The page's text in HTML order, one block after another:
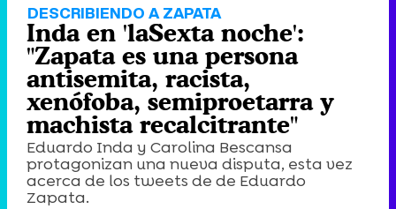
DESCRIBIENDO A ZAPATA
Inda en 'laSexta noche':
"Zapata es una persona
antisemita, racista,
xenófoba, semiproetarra y
machista recalcitrante"
Eduardo Inda y Carolina Bescansa
protagonizan una nueva disputa, esta vez
acerca de los tweets de de Eduardo
Zapata.